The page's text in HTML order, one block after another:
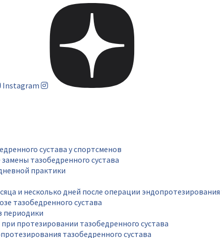
Instagram
сустава у спортсменов
тазобедренного сустава
практики
и несколько дней после операции эндопротезирования
тазобедренного сустава
периодики
протезировании тазобедренного сустава
тазобедренного сустава